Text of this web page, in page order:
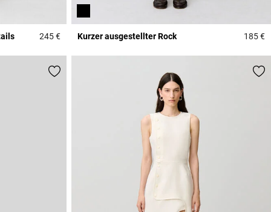
245 €4,4 out of 5 Customer Rating
Kurzer ausgestellter Rock 185 €